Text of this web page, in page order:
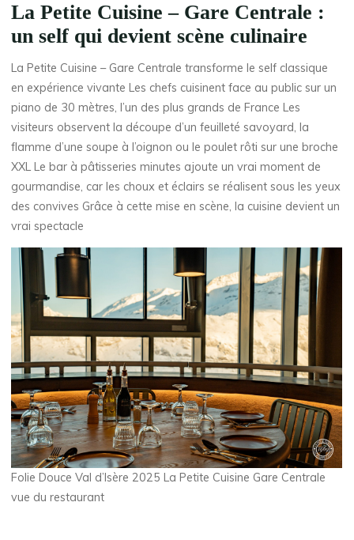
La Petite Cuisine – Gare Centrale :
un self qui devient scène culinaire
La Petite Cuisine – Gare Centrale transforme le self classique
en expérience vivante Les chefs cuisinent face au public sur un
piano de 30 mètres, l’un des plus grands de France Les
visiteurs observent la découpe d’un feuilleté savoyard, la
flamme d’une soupe à l’oignon ou le poulet rôti sur une broche
XXL Le bar à pâtisseries minutes ajoute un vrai moment de
gourmandise, car les choux et éclairs se réalisent sous les yeux
des convives Grâce à cette mise en scène, la cuisine devient un
vrai spectacle
Folie Douce Val d’Isère 2025 La Petite Cuisine Gare Centrale
vue du restaurant